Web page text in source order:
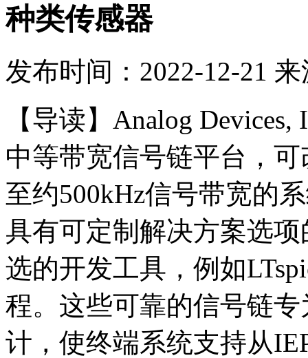
种类传感器
发布时间：2022-12-21
【导读】Analog
中等带宽信号链平台，
至约500kHz信号带宽的
具有可定制解决方案选
选的开发工具，例如
程。这些可靠的信号链
计，使终端系统支持从